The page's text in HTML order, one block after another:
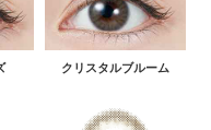
クリスタルブルーム